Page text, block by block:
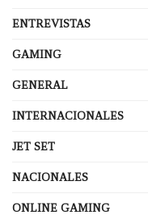
ENTREVISTAS
GAMING
GENERAL
INTERNACIONALES
JET SET
NACIONALES
ONLINE GAMING